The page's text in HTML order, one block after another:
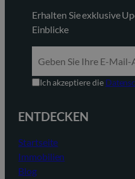
Erhalten Sie exklusive
Einblicke
Ich akzeptiere die
ENTDECKEN
Startseite
Immobilien
Blog